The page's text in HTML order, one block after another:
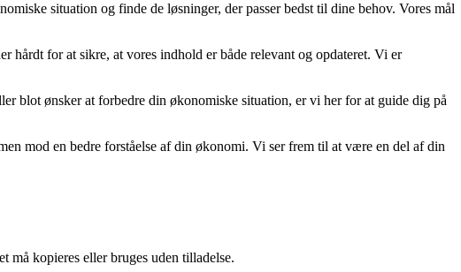
situation og finde de løsninger, der passer bedst til dine behov. Vores mål
for at sikre, at vores indhold er både relevant og opdateret. Vi er
blot ønsker at forbedre din økonomiske situation, er vi her for at guide dig på
mod en bedre forståelse af din økonomi. Vi ser frem til at være en del af din
kopieres eller bruges uden tilladelse.